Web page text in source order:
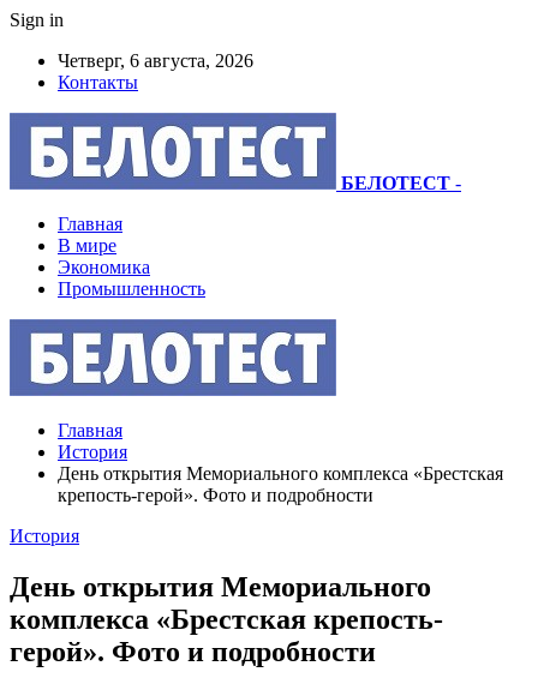
Sign in
Четверг, 6 августа, 2026
Контакты
БЕЛОТЕСТ -
Главная
В мире
Экономика
Промышленность
Главная
История
День открытия Мемориального комплекса «Брестская
крепость-герой». Фото и подробности
История
День открытия Мемориального
комплекса «Брестская крепость-
герой». Фото и подробности